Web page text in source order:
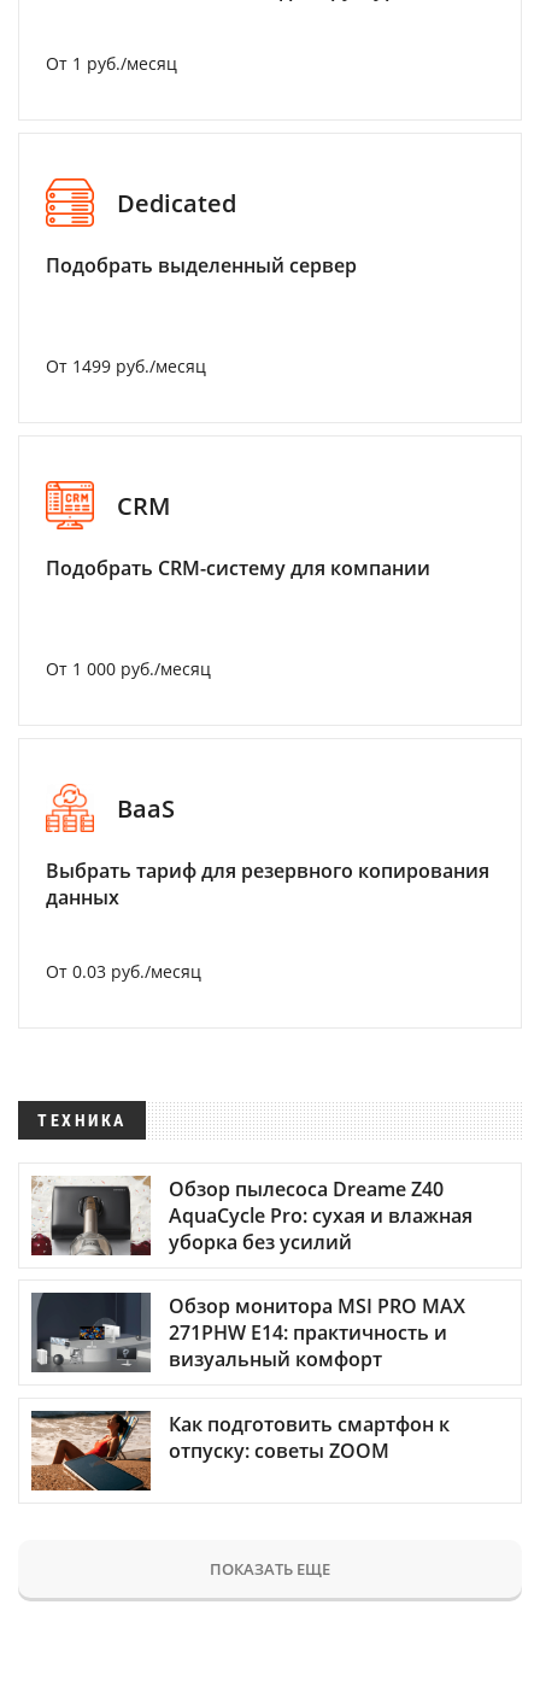
От 1 руб./месяц
Dedicated
Подобрать выделенный сервер
От 1499 руб./месяц
CRM
Подобрать CRM-систему для компании
От 1 000 руб./месяц
BaaS
Выбрать тариф для резервного копирования
данных
От 0.03 руб./месяц
ТЕХНИКА
Обзор пылесоса Dreame Z40
AquaCycle Pro: сухая и влажная
уборка без усилий
Обзор монитора MSI PRO MAX
271PHW E14: практичность и
визуальный комфорт
Как подготовить смартфон к
отпуску: советы ZOOM
ПОКАЗАТЬ ЕЩЕ